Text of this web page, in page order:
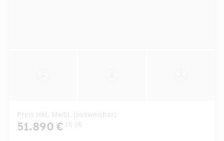
Preis inkl. MwSt. (ausweisbar)
51.890 € [3] [4]